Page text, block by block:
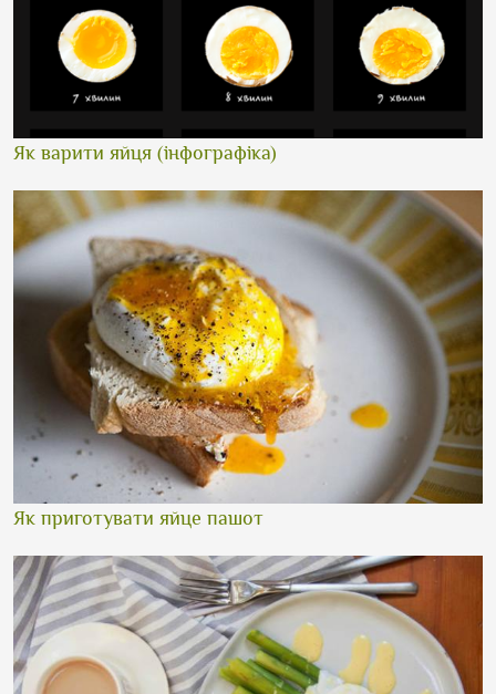
Як варити яйця (інфографіка)
Як приготувати яйце пашот